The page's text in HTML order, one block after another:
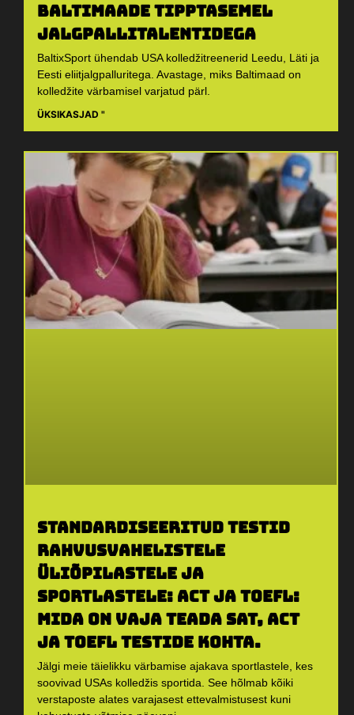
Baltimaade tipptasemel
jalgpallitalentidega
BaltixSport ühendab USA kolledžitreenerid Leedu, Läti ja
Eesti eliitjalgpalluritega. Avastage, miks Baltimaad on
kolledžite värbamisel varjatud pärl.
ÜKSIKASJAD "
Standardiseeritud testid
rahvusvahelistele
üliõpilastele ja
sportlastele: ACT ja TOEFL:
Mida on vaja teada SAT, ACT
ja TOEFL testide kohta.
Jälgi meie täielikku värbamise ajakava sportlastele, kes
soovivad USAs kolledžis sportida. See hõlmab kõiki
verstaposte alates varajasest ettevalmistusest kuni